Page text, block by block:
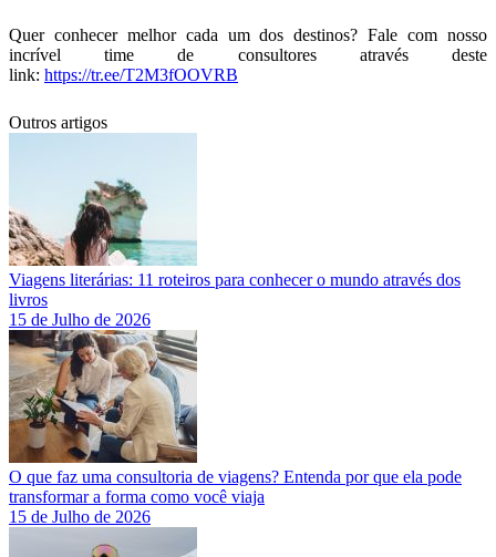
Quer conhecer melhor cada um dos destinos? Fale com nosso
incrível time de consultores através deste
link: https://tr.ee/T2M3fOOVRB
Outros artigos
Viagens literárias: 11 roteiros para conhecer o mundo através dos
livros
15 de Julho de 2026
O que faz uma consultoria de viagens? Entenda por que ela pode
transformar a forma como você viaja
15 de Julho de 2026